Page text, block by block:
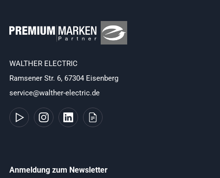
WALTHER ELECTRIC
Ramsener Str. 6, 67304 Eisenberg
service@walther-electric.de
Anmeldung zum Newsletter